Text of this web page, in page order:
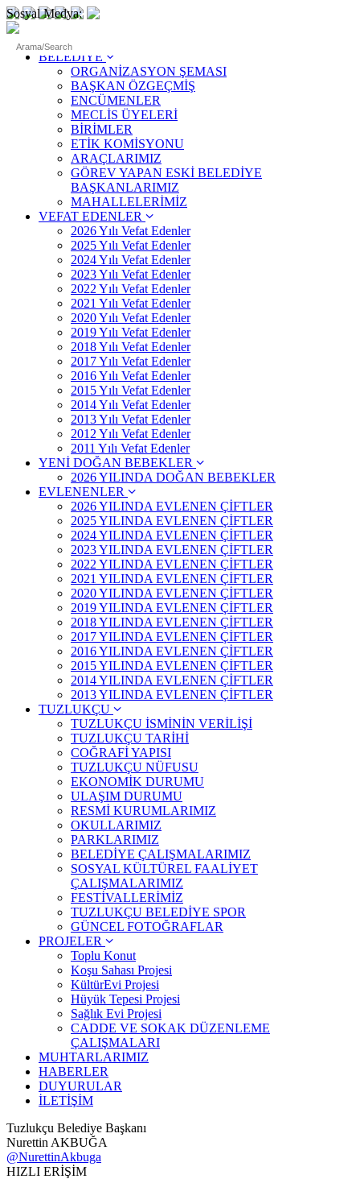
Sosyal Medya:
ANASAYFA
BELEDİYE
ORGANİZASYON ŞEMASI
BAŞKAN ÖZGEÇMİŞ
ENCÜMENLER
MECLİS ÜYELERİ
BİRİMLER
ETİK KOMİSYONU
ARAÇLARIMIZ
GÖREV YAPAN ESKİ BELEDİYE
BAŞKANLARIMIZ
MAHALLELERİMİZ
VEFAT EDENLER
2026 Yılı Vefat Edenler
2025 Yılı Vefat Edenler
2024 Yılı Vefat Edenler
2023 Yılı Vefat Edenler
2022 Yılı Vefat Edenler
2021 Yılı Vefat Edenler
2020 Yılı Vefat Edenler
2019 Yılı Vefat Edenler
2018 Yılı Vefat Edenler
2017 Yılı Vefat Edenler
2016 Yılı Vefat Edenler
2015 Yılı Vefat Edenler
2014 Yılı Vefat Edenler
2013 Yılı Vefat Edenler
2012 Yılı Vefat Edenler
2011 Yılı Vefat Edenler
YENİ DOĞAN BEBEKLER
2026 YILINDA DOĞAN BEBEKLER
EVLENENLER
2026 YILINDA EVLENEN ÇİFTLER
2025 YILINDA EVLENEN ÇİFTLER
2024 YILINDA EVLENEN ÇİFTLER
2023 YILINDA EVLENEN ÇİFTLER
2022 YILINDA EVLENEN ÇİFTLER
2021 YILINDA EVLENEN ÇİFTLER
2020 YILINDA EVLENEN ÇİFTLER
2019 YILINDA EVLENEN ÇİFTLER
2018 YILINDA EVLENEN ÇİFTLER
2017 YILINDA EVLENEN ÇİFTLER
2016 YILINDA EVLENEN ÇİFTLER
2015 YILINDA EVLENEN ÇİFTLER
2014 YILINDA EVLENEN ÇİFTLER
2013 YILINDA EVLENEN ÇİFTLER
TUZLUKÇU
TUZLUKÇU İSMİNİN VERİLİŞİ
TUZLUKÇU TARİHİ
COĞRAFİ YAPISI
TUZLUKÇU NÜFUSU
EKONOMİK DURUMU
ULAŞIM DURUMU
RESMİ KURUMLARIMIZ
OKULLARIMIZ
PARKLARIMIZ
BELEDİYE ÇALIŞMALARIMIZ
SOSYAL KÜLTÜREL FAALİYET
ÇALIŞMALARIMIZ
FESTİVALLERİMİZ
TUZLUKÇU BELEDİYE SPOR
GÜNCEL FOTOĞRAFLAR
PROJELER
Toplu Konut
Koşu Sahası Projesi
KültürEvi Projesi
Hüyük Tepesi Projesi
Sağlık Evi Projesi
CADDE VE SOKAK DÜZENLEME
ÇALIŞMALARI
MUHTARLARIMIZ
HABERLER
DUYURULAR
İLETİŞİM
Tuzlukçu Belediye Başkanı
Nurettin AKBUĞA
@NurettinAkbuga
HIZLI ERİŞİM